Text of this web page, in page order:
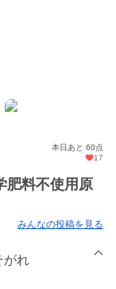
本日あと 60点
17
肥料不使用原
みんなの投稿を見る
がれ